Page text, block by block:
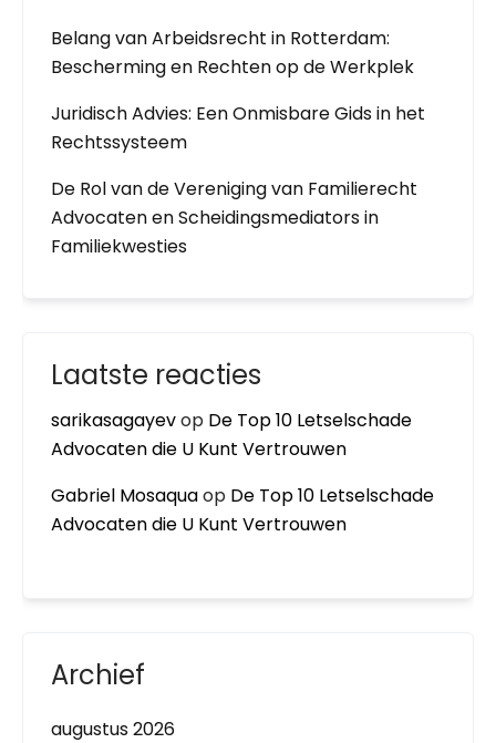
Belang van Arbeidsrecht in Rotterdam:
Bescherming en Rechten op de Werkplek
Juridisch Advies: Een Onmisbare Gids in het
Rechtssysteem
De Rol van de Vereniging van Familierecht
Advocaten en Scheidingsmediators in
Familiekwesties
Laatste reacties
sarikasagayevop De Top 10 Letselschade
Advocaten die U Kunt Vertrouwen
Gabriel Mosaquaop De Top 10 Letselschade
Advocaten die U Kunt Vertrouwen
Archief
augustus 2026